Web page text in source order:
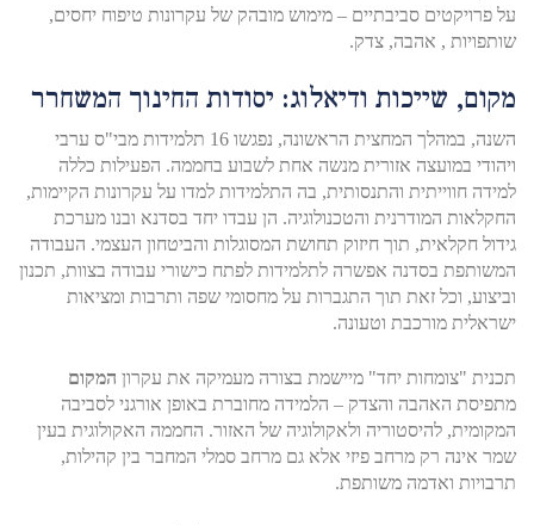
על פרויקטים סביבתיים – מימוש מובהק של עקרונות טיפוח יחסים,
שותפויות , אהבה, צדק.
מקום, שייכות ודיאלוג: יסודות החינוך המשחרר
השנה, במהלך המחצית הראשונה, נפגשו 16 תלמידות מבי"ס ערבי
ויהודי במועצה אזורית מנשה אחת לשבוע בחממה. הפעילות כללה
למידה חווייתית והתנסותית, בה התלמידות למדו על עקרונות הקיימות,
החקלאות המודרנית והטכנולוגיה. הן עבדו יחד בסדנא ובנו מערכת
גידול חקלאית, תוך חיזוק תחושת המסוגלות והביטחון העצמי. העבודה
המשותפת בסדנה אפשרה לתלמידות לפתח כישורי עבודה בצוות, תכנון
וביצוע, וכל זאת תוך התגברות על מחסומי שפה ותרבות ומציאות
ישראלית מורכבת וטעונה.
תכנית "צומחות יחד" מיישמת בצורה מעמיקה את עקרון המקום
מתפיסת האהבה והצדק – הלמידה מחוברת באופן אורגני לסביבה
המקומית, להיסטוריה ולאקולוגיה של האזור. החממה האקולוגית בעין
שמר אינה רק מרחב פיזי אלא גם מרחב סמלי המחבר בין קהילות,
תרבויות ואדמה משותפת.